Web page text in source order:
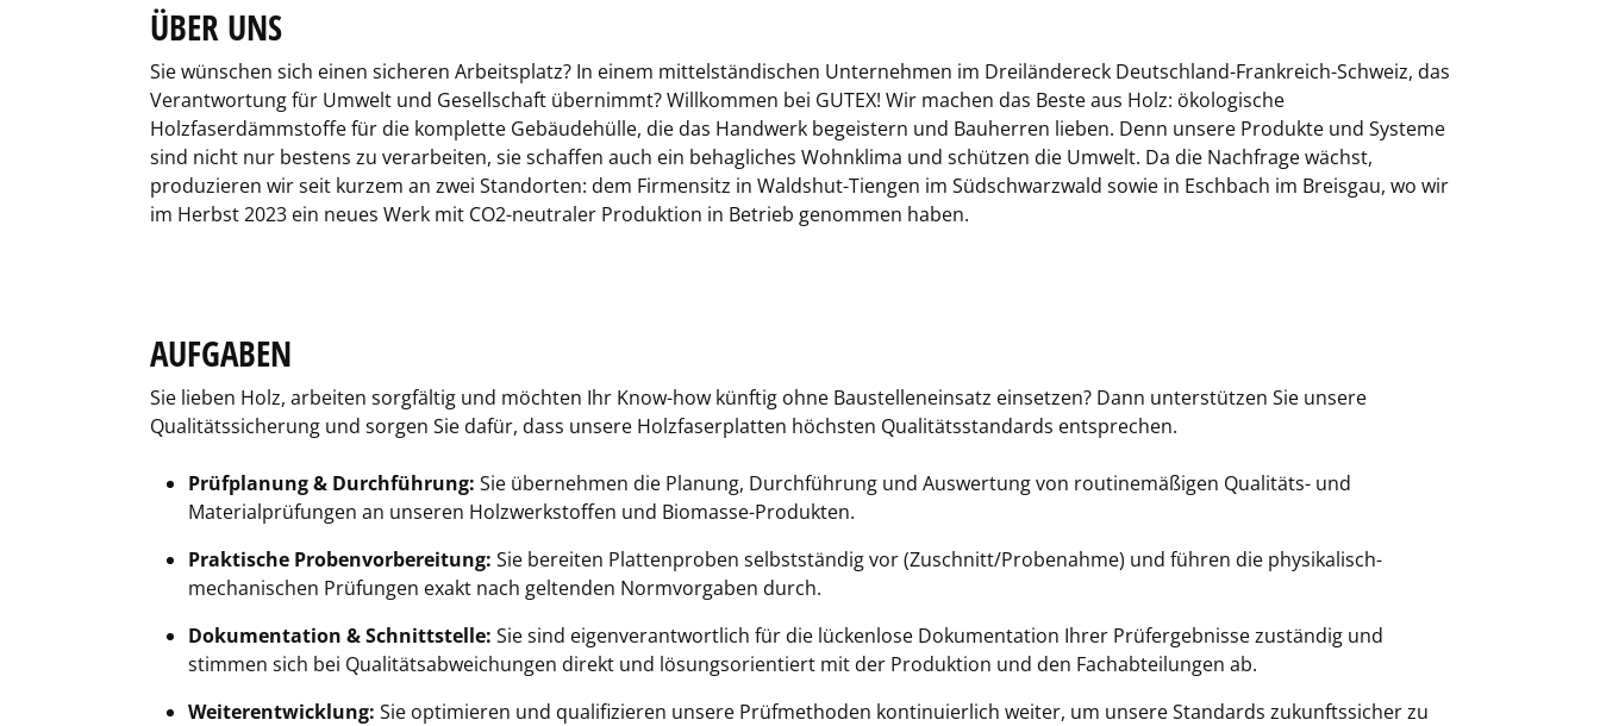
ÜBER UNS
Sie wünschen sich einen sicheren Arbeitsplatz? In einem mittelständischen Unternehmen im Dreiländereck Deutschland-Frankreich-Schweiz, das
Verantwortung für Umwelt und Gesellschaft übernimmt? Willkommen bei GUTEX! Wir machen das Beste aus Holz: ökologische
Holzfaserdämmstoffe für die komplette Gebäudehülle, die das Handwerk begeistern und Bauherren lieben. Denn unsere Produkte und Systeme
sind nicht nur bestens zu verarbeiten, sie schaffen auch ein behagliches Wohnklima und schützen die Umwelt. Da die Nachfrage wächst,
produzieren wir seit kurzem an zwei Standorten: dem Firmensitz in Waldshut-Tiengen im Südschwarzwald sowie in Eschbach im Breisgau, wo wir
im Herbst 2023 ein neues Werk mit CO2-neutraler Produktion in Betrieb genommen haben.
AUFGABEN
Sie lieben Holz, arbeiten sorgfältig und möchten Ihr Know-how künftig ohne Baustelleneinsatz einsetzen? Dann unterstützen Sie unsere
Qualitätssicherung und sorgen Sie dafür, dass unsere Holzfaserplatten höchsten Qualitätsstandards entsprechen.
Prüfplanung & Durchführung: Sie übernehmen die Planung, Durchführung und Auswertung von routinemäßigen Qualitäts- und
Materialprüfungen an unseren Holzwerkstoffen und Biomasse-Produkten.
Praktische Probenvorbereitung: Sie bereiten Plattenproben selbstständig vor (Zuschnitt/Probenahme) und führen die physikalisch-
mechanischen Prüfungen exakt nach geltenden Normvorgaben durch.
Dokumentation & Schnittstelle: Sie sind eigenverantwortlich für die lückenlose Dokumentation Ihrer Prüfergebnisse zuständig und
stimmen sich bei Qualitätsabweichungen direkt und lösungsorientiert mit der Produktion und den Fachabteilungen ab.
Weiterentwicklung: Sie optimieren und qualifizieren unsere Prüfmethoden kontinuierlich weiter, um unsere Standards zukunftssicher zu